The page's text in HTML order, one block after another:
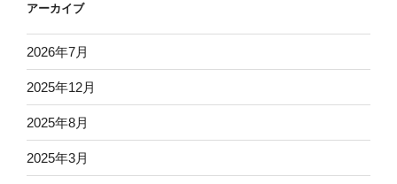
アーカイブ
2026年7月
2025年12月
2025年8月
2025年3月